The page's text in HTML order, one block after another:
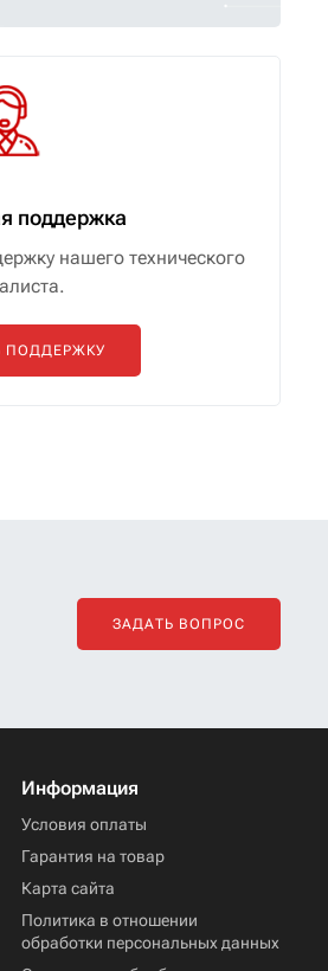
поддержка
нашего технического
ПОДДЕРЖКУ
ЗАДАТЬ ВОПРОС
Информация
Условия оплаты
Гарантия на товар
Карта сайта
Политика в отношении
обработки персональных данных